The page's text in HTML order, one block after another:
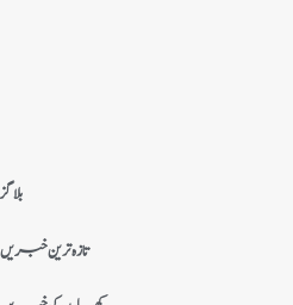
بلاگز
تازہ ترین خبریں